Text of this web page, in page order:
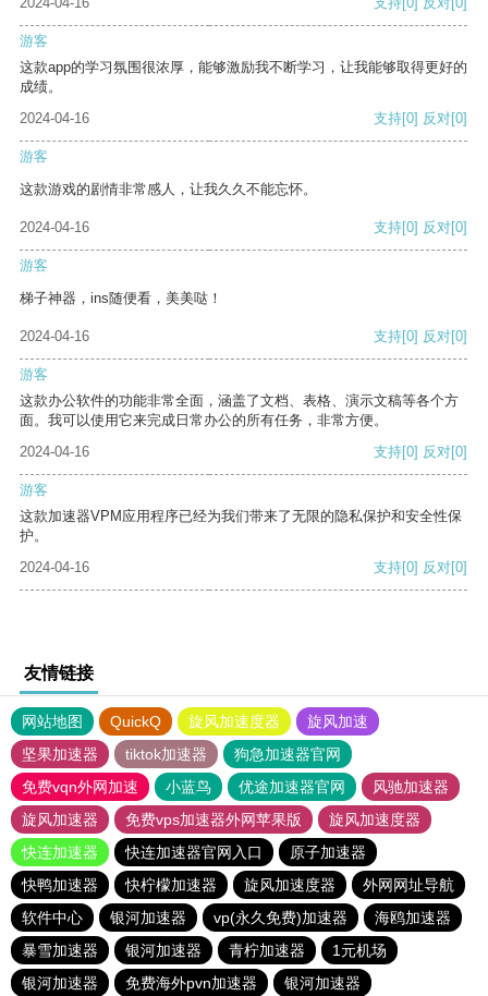
游客
这款app的学习氛围很浓厚，能够激励我不断学习，让我能够取得更好的
成绩。
2024-04-16
支持[0] 反对[0]
游客
这款游戏的剧情非常感人，让我久久不能忘怀。
2024-04-16 支持[0] 反对[0]
游客
梯子神器，ins随便看，美美哒！
2024-04-16 支持[0] 反对[0]
游客
这款办公软件的功能非常全面，涵盖了文档、表格、演示文稿等各个方
面。我可以使用它来完成日常办公的所有任务，非常方便。
2024-04-16
支持[0] 反对[0]
游客
这款加速器VPM应用程序已经为我们带来了无限的隐私保护和安全性保
护。
2024-04-16
支持[0] 反对[0]
友情链接
网站地图 QuickQ 旋风加速度器
旋风加速
坚果加速器
tiktok加速器
狗急加速器官网
免费vqn外网加速
小蓝鸟 优途加速器官网
风驰加速器
旋风加速器
免费vps加速器外网苹果版
旋风加速度器
快连加速器
快连加速器官网入口
原子加速器
快鸭加速器
快柠檬加速器 旋风加速度器
外网网址导航
软件中心
银河加速器 vp(永久免费)加速器
海鸥加速器
暴雪加速器
银河加速器 青柠加速器
1元机场
银河加速器
免费海外pvn加速器 银河加速器